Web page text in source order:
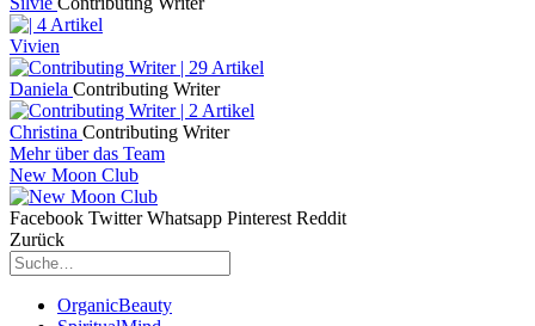
Vivien
Daniela Contributing Writer
Christina Contributing Writer
Mehr über das Team
New Moon Club
Facebook Twitter Whatsapp Pinterest Reddit
Zurück
OrganicBeauty